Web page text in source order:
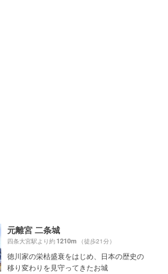
元離宮 二条城
四条大宮駅より約1210m （徒歩21分）
徳川家の栄枯盛衰をはじめ、日本の歴史の
移り変わりを見守ってきたお城